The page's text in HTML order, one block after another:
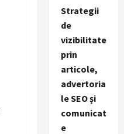
Strategii
de
vizibilitate
prin
articole,
advertoria
le SEO și
comunicat
e